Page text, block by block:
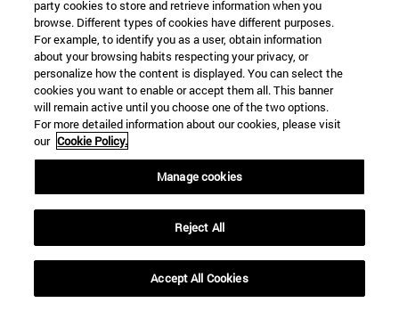
party cookies to store and retrieve information when you
browse. Different types of cookies have different purposes.
For example, to identify you as a user, obtain information
about your browsing habits respecting your privacy, or
personalize how the content is displayed. You can select the
cookies you want to enable or accept them all. This banner
will remain active until you choose one of the two options.
For more detailed information about our cookies, please visit
our Cookie Policy.
Manage cookies
Reject All
Accept All Cookies